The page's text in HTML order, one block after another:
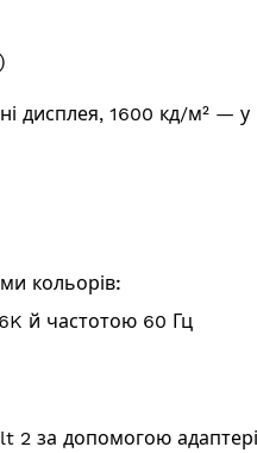
1600 кд/м² — у
кольорів:
й частотою 60 Гц
2 за допомогою